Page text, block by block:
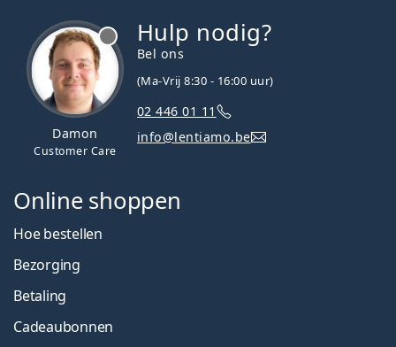
Damon
Customer Care
Hulp nodig?
Bel ons
(Ma-Vrij 8:30 - 16:00 uur)
02 446 01 11
info@lentiamo.be
Online shoppen
Hoe bestellen
Bezorging
Betaling
Cadeaubonnen